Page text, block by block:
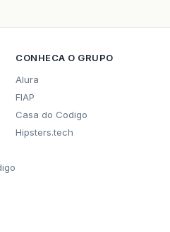
CONHECA O GRUPO
Alura
FIAP
Casa do Codigo
Hipsters.tech